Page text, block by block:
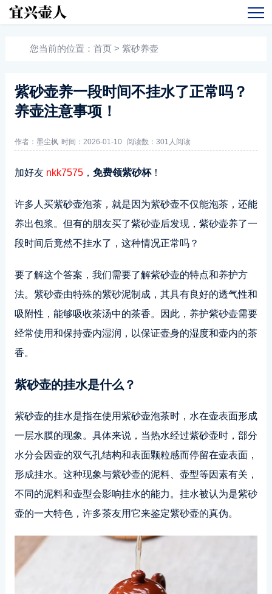
您当前的位置： 首页 > 紫砂养壶
紫砂壶养一段时间不挂水了正常吗？
养壶注意事项！
作者：墨尘枫 时间：2026-01-10 阅读数： 301人阅读
加好友 nkk7575， 免费领紫砂杯！
许多人买紫砂壶泡茶，就是因为紫砂壶不仅能泡茶，还能
养出包浆。但有的朋友买了紫砂壶后发现，紫砂壶养了一
段时间后竟然不挂水了，这种情况正常吗？
要了解这个答案，我们需要了解紫砂壶的特点和养护方
法。紫砂壶由特殊的紫砂泥制成，其具有良好的透气性和
吸附性，能够吸收茶汤中的茶香。因此，养护紫砂壶需要
经常使用和保持壶内湿润，以保证壶身的湿度和壶内的茶
香。
紫砂壶的挂水是什么？
紫砂壶的挂水是指在使用紫砂壶泡茶时，水在壶表面形成
一层水膜的现象。具体来说，当热水经过紫砂壶时，部分
水分会因壶的双气孔结构和表面颗粒感而停留在壶表面，
形成挂水。这种现象与紫砂壶的泥料、壶型等因素有关，
不同的泥料和壶型会影响挂水的能力。挂水被认为是紫砂
壶的一大特色，许多茶友用它来鉴定紫砂壶的真伪。